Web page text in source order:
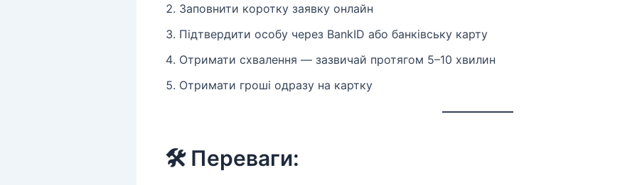
Заповнити коротку заявку онлайн
Підтвердити особу через BankID або банківську карту
Отримати схвалення — зазвичай протягом 5–10 хвилин
Отримати гроші одразу на картку
🛠 Переваги: